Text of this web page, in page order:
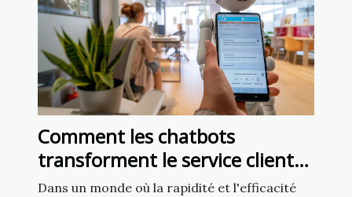
Comment les chatbots
transforment le service client
dans les entreprises françaises
Dans un monde où la rapidité et l'efficacité